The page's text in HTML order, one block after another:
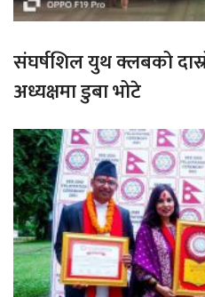
संघर्षशिल युथ क्लबको
अध्यक्षमा डुबा भोटे